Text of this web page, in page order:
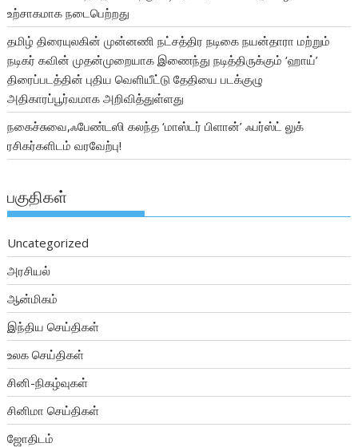
உற்சாகமாக நடைபெற்றது
தமிழ் திரையுலகின் முன்னணி நட்சத்திர நடிகை நயன்தாரா மற்றும்
நடிகர் கவின் முதன்முறையாக இணைந்து நடித்திருக்கும் ‘ஹாய்’
திரைப்படத்தின் புதிய வெளியீட்டு தேதியை படக்குழு
அதிகாரப்பூர்வமாக அறிவித்துள்ளது
நகைச்சுவை,ஃபேண்டஸி கலந்த ‘மாஸ்டர் பிளான்’ ஃபர்ஸ்ட் லுக்
ரசிகர்களிடம் வரவேற்பு!
பகுதிகள்
Uncategorized
அரசியல்
ஆன்மிகம்
இந்திய செய்திகள்
உலக செய்திகள்
சினி-நிகழ்வுகள்
சினிமா செய்திகள்
ஜோதிடம்